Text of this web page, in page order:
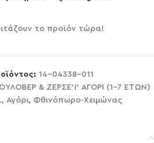
το προϊόν τώρα!
14-04338-011
& ΖΕΡΣΕ'Ι' ΑΓΟΡΙ (1-7 ΕΤΩΝ)
, Αγόρι, Φθινόπωρο-Χειμώνας